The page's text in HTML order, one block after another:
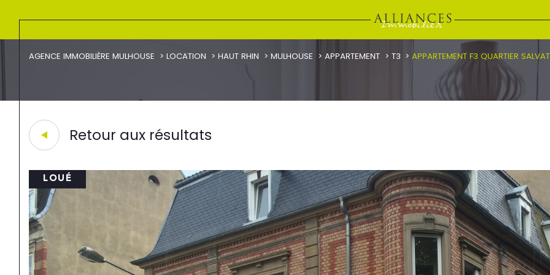
AGENCE IMMOBILIÈRE MULHOUSE LOCATION HAUT RHIN MULHOUSE APPARTEMENT T3 APPARTEMENT F3 QUARTIER
Retour aux résultats
LOUÉ